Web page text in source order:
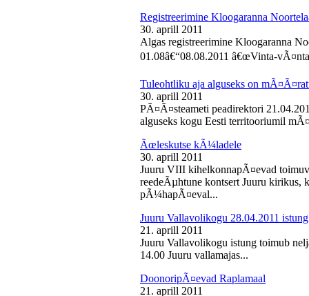
Registreerimine Kloogaranna
30. aprill 2011
Algas registreerimine Kloogaranna
01.08â€“08.08.2011 â€œVinta-
Tuleohtliku aja alguseks on
30. aprill 2011
PÃ¤Ã¤steameti peadirektori
alguseks kogu Eesti territooriumil
Ãœleskutse kÃ¼ladele
30. aprill 2011
Juuru VIII kihelkonnapÃ¤evad
reedeÃµhtune kontsert Juuru
pÃ¼hapÃ¤eval...
Juuru Vallavolikogu 28.04.2011 istung
21. aprill 2011
Juuru Vallavolikogu istung toimub
14.00 Juuru vallamajas...
DoonoripÃ¤evad Raplamaal
21. aprill 2011